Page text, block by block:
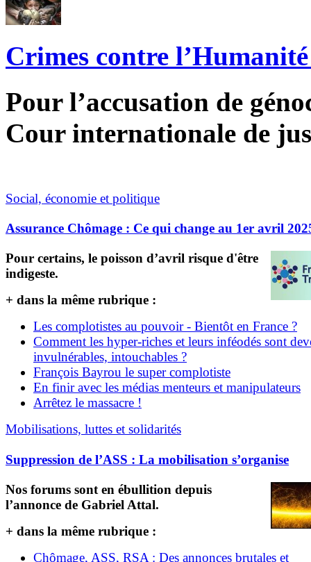
Crimes contre
Pour l’accusation de
Cour internationale de
Social, économie et politique
Assurance Chômage : Ce qui change au 1er avril
Pour certains, le poisson d’avril risque d'être
indigeste.
+ dans la même rubrique :
Les complotistes au pouvoir - Bientôt en France ?
Comment les hyper-riches et leurs inféodés sont
invulnérables, intouchables ?
François Bayrou le super complotiste
En finir avec les médias menteurs et manipulateurs
Arrêtez le massacre !
Mobilisations, luttes et solidarités
Suppression de l’ASS : La mobilisation s’organise
Nos forums sont en ébullition depuis
l’annonce de Gabriel Attal.
+ dans la même rubrique :
Chômage, ASS, RSA : Des annonces brutales et